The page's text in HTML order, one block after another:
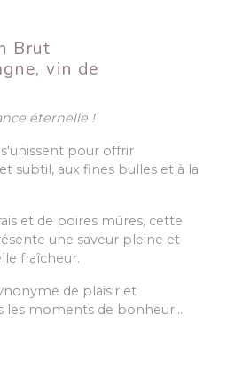
Brut
vin de
éternelle !
pour offrir
subtil, aux fines bulles et à la
et de poires mûres, cette
une saveur pleine et
fraîcheur.
de plaisir et
les moments de bonheur…